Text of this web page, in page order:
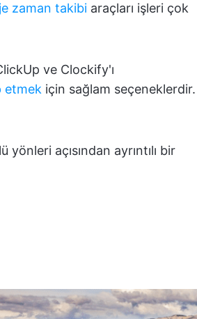
zaman takibi araçları işleri çok
ve Clockify'ı
etmek için sağlam seçeneklerdir.
açısından ayrıntılı bir